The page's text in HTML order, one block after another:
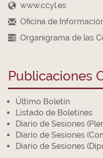
www.ccyl.es
Oficina de
Organigrama de las
Publicaciones
Último Boletín
Listado de Boletines
Diario de Sesiones
Diario de Sesiones
Diario de Sesiones